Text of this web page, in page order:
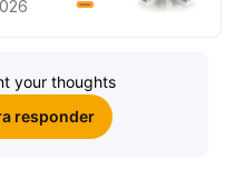
your thoughts
responder